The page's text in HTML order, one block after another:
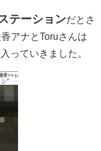
テーションだとさ
アナとToruさんは
っていきました。